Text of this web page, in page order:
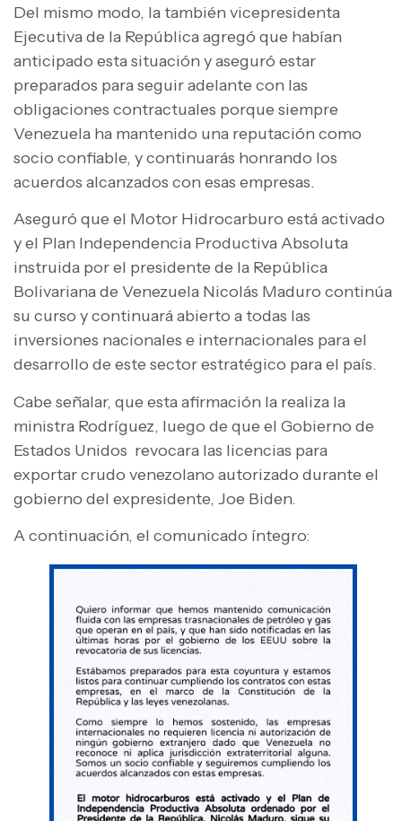
Del mismo modo, la también vicepresidenta
Ejecutiva de la República agregó que habían
anticipado esta situación y aseguró estar
preparados para seguir adelante con las
obligaciones contractuales porque siempre
Venezuela ha mantenido una reputación como
socio confiable, y continuarás honrando los
acuerdos alcanzados con esas empresas.
Aseguró que el Motor Hidrocarburo está activado
y el Plan Independencia Productiva Absoluta
instruida por el presidente de la República
Bolivariana de Venezuela Nicolás Maduro continúa
su curso y continuará abierto a todas las
inversiones nacionales e internacionales para el
desarrollo de este sector estratégico para el país.
Cabe señalar, que esta afirmación la realiza la
ministra Rodríguez, luego de que el Gobierno de
Estados Unidos revocara las licencias para
exportar crudo venezolano autorizado durante el
gobierno del expresidente, Joe Biden.
A continuación, el comunicado íntegro: